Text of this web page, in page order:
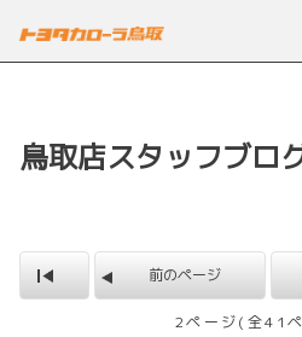
鳥取店スタッフブロ
前のページ
2ページ(全41